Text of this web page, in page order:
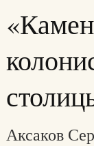
Аксаков